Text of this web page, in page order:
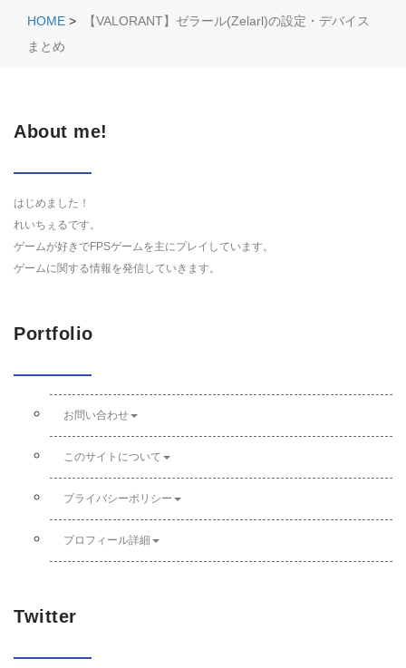
HOME >
【VALORANT】ゼラール(Zelarl)の設定・デバイス
まとめ
About me!
はじめました！
れいちぇるです。
ゲームが好きでFPSゲームを主にプレイしています。
ゲームに関する情報を発信していきます。
Portfolio
お問い合わせ
このサイトについて
プライバシーポリシー
プロフィール詳細
Twitter